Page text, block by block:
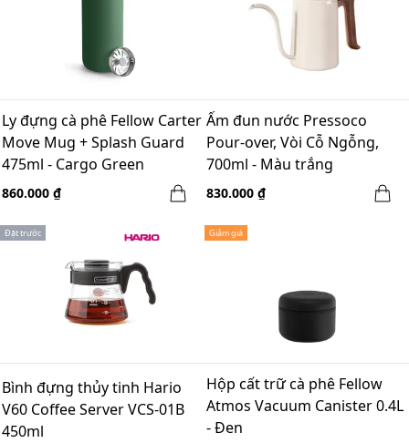
Ly đựng cà phê Fellow Carter
Move Mug + Splash Guard
475ml - Cargo Green
860.000 ₫
Ấm đun nước Pressoco
Pour-over, Vòi Cỗ Ngỗng,
700ml - Màu trắng
830.000 ₫
Đặt trước
Bình đựng thủy tinh Hario
V60 Coffee Server VCS-01B
450ml
Giảm giá
Hộp cất trữ cà phê Fellow
Atmos Vacuum Canister 0.4L
- Đen